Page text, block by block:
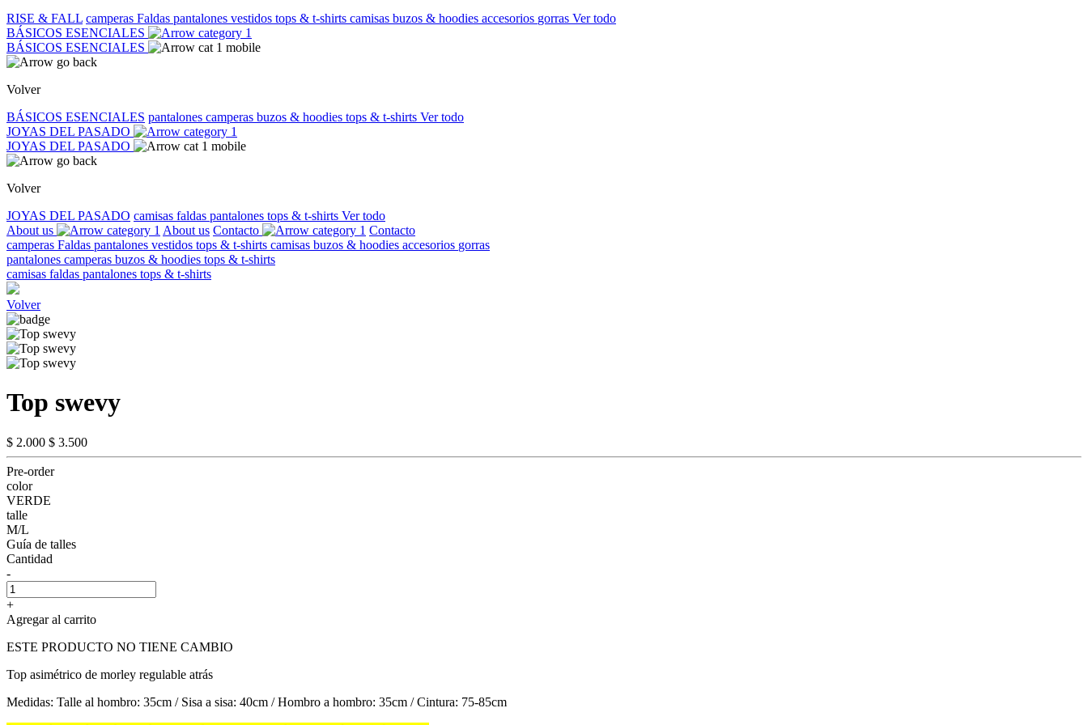
RISE & FALL camperas Faldas pantalones vestidos tops & t-shirts camisas buzos & hoodies accesorios gorras Ver todo
BÁSICOS ESENCIALES
BÁSICOS ESENCIALES
Volver
BÁSICOS ESENCIALES pantalones camperas buzos & hoodies tops & t-shirts Ver todo
JOYAS DEL PASADO
JOYAS DEL PASADO
Volver
JOYAS DEL PASADO camisas faldas pantalones tops & t-shirts Ver todo
About us
About us Contacto
Contacto
camperas Faldas pantalones vestidos tops & t-shirts camisas buzos & hoodies accesorios gorras
pantalones camperas buzos & hoodies tops & t-shirts
camisas faldas pantalones tops & t-shirts
Volver
Top swevy
$ 2.000 $ 3.500
Pre-order
color
VERDE
talle
M/L
Guía de talles
Cantidad
-
+
Agregar al carrito
ESTE PRODUCTO NO TIENE CAMBIO
Top asimétrico de morley regulable atrás
Medidas: Talle al hombro: 35cm / Sisa a sisa: 40cm / Hombro a hombro: 35cm / Cintura: 75-85cm